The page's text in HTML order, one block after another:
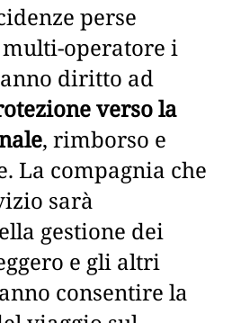
perse
operatore i
diritto ad
verso la
, rimborso e
La compagnia che
sarà
gestione dei
e gli altri
consentire la